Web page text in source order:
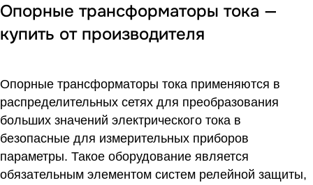
Опорные трансформаторы тока —
купить от производителя
Опорные трансформаторы тока применяются в
распределительных сетях для преобразования
больших значений электрического тока в
безопасные для измерительных приборов
параметры. Такое оборудование является
обязательным элементом систем релейной защиты,